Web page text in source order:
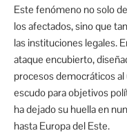
Este fenómeno no solo
los afectados, sino que
las instituciones legales.
ataque encubierto,
procesos democráticos
escudo para objetivos
ha dejado su huella en
hasta Europa del Este.